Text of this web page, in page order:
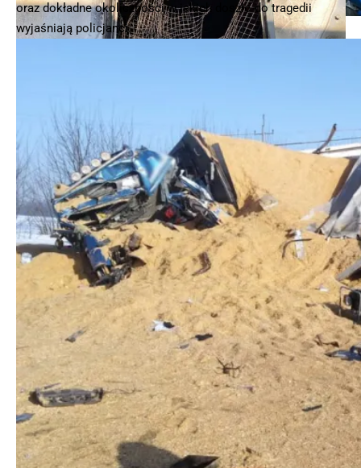
oraz dokładne okoliczności w jakich doszło do tragedii
wyjaśniają policjanci.